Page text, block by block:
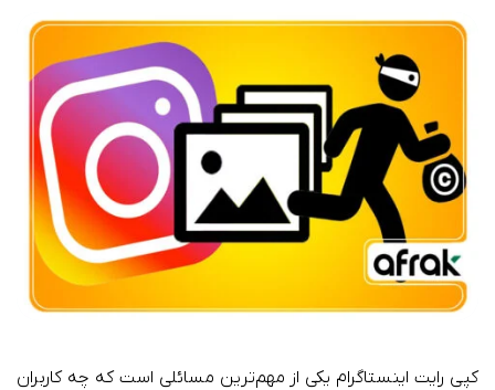
کپی رایت اینستاگرام یکی از مهم‌ترین مسائلی است که چه کاربران